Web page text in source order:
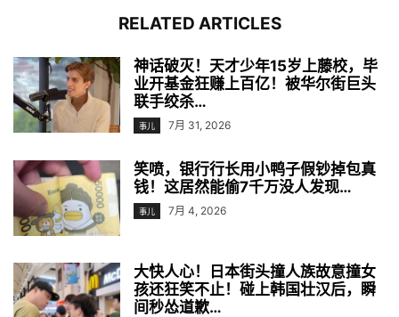
RELATED ARTICLES
神话破灭！天才少年15岁上藤校，毕
业开基金狂赚上百亿！被华尔街巨头
联手绞杀…
事儿 7月 31, 2026
笑喷，银行行长用小鸭子假钞掉包真
钱！这居然能偷7千万没人发现…
事儿 7月 4, 2026
大快人心！日本街头撞人族故意撞女
孩还狂笑不止！碰上韩国壮汉后，瞬
间秒怂道歉…